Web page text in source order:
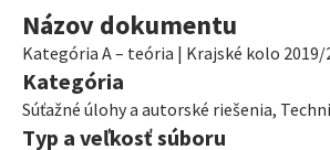
Názov dokumentu
Kategória A – teória | Krajské kolo 2019/
Kategória
Súťažné úlohy a autorské riešenia,
Typ a veľkosť súboru